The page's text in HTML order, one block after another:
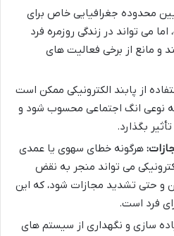
محدوده جغرافیایی خاص برای
می تواند در زندگی روزمره فرد
و مانع از برخی فعالیت های
از پابند الکترونیکی ممکن است
به نوعی انگ اجتماعی محسوب شود و
بگذارد.
هرگونه خطای سهوی یا عمدی
می تواند منجر به نقض
و حتی تشدید مجازات شود، که این
فرد است.
سازی و نگهداری از سیستم های